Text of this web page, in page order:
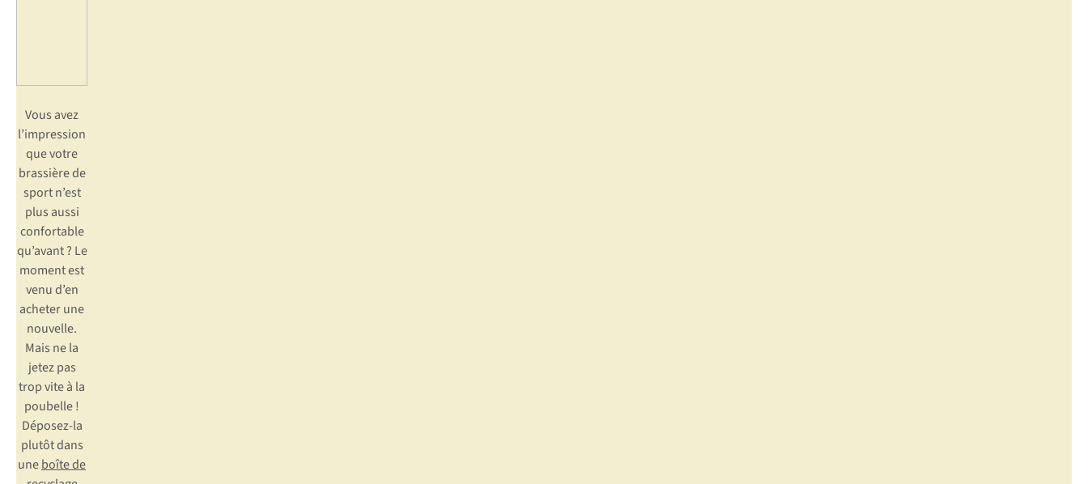
Vous avez
l’impression
que votre
brassière de
sport n’est
plus aussi
confortable
qu’avant ? Le
moment est
venu d’en
acheter une
nouvelle.
Mais ne la
jetez pas
trop vite à la
poubelle !
Déposez-la
plutôt dans
uneboîte de